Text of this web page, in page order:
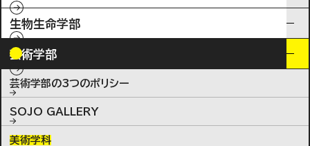
生物生命学部
芸術学部
芸術学部の3つのポリシー
SOJO GALLERY
美術学科